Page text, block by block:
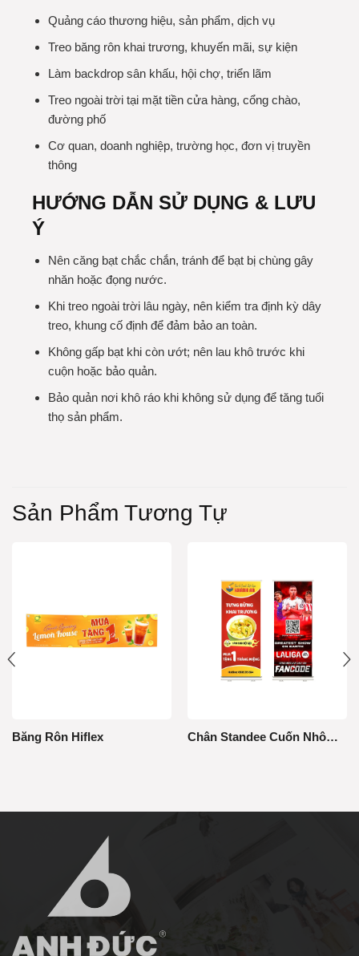
Quảng cáo thương hiệu, sản phẩm, dịch vụ
Treo băng rôn khai trương, khuyến mãi, sự kiện
Làm backdrop sân khấu, hội chợ, triển lãm
Treo ngoài trời tại mặt tiền cửa hàng, cổng chào,
đường phố
Cơ quan, doanh nghiệp, trường học, đơn vị truyền
thông
HƯỚNG DẪN SỬ DỤNG & LƯU
Ý
Nên căng bạt chắc chắn, tránh để bạt bị chùng gây
nhăn hoặc đọng nước.
Khi treo ngoài trời lâu ngày, nên kiểm tra định kỳ dây
treo, khung cố định để đảm bảo an toàn.
Không gấp bạt khi còn ướt; nên lau khô trước khi
cuộn hoặc bảo quản.
Bảo quản nơi khô ráo khi không sử dụng để tăng tuổi
thọ sản phẩm.
Sản Phẩm Tương Tự
Băng Rôn Hiflex Chân Standee Cuốn Nhôm Thường 0.8x2m